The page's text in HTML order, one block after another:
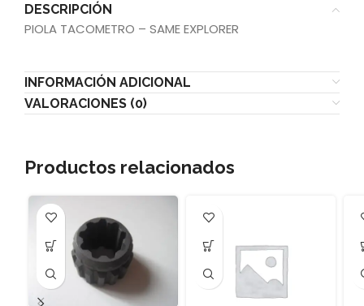
DESCRIPCIÓN
PIOLA TACOMETRO – SAME EXPLORER
INFORMACIÓN ADICIONAL
VALORACIONES (0)
Productos relacionados